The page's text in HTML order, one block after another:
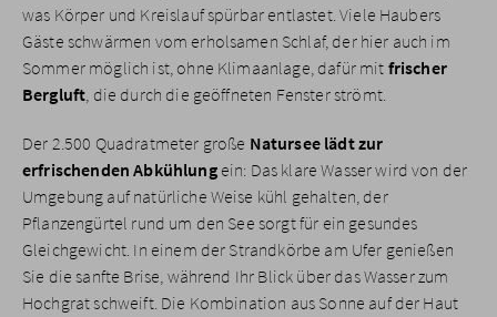
was Körper und Kreislauf spürbar entlastet. Viele Haubers
Gäste schwärmen vom erholsamen Schlaf, der hier auch im
Sommer möglich ist, ohne Klimaanlage, dafür mit frischer
Bergluft, die durch die geöffneten Fenster strömt.
Der 2.500 Quadratmeter große Natursee lädt zur
erfrischenden Abkühlungein: Das klare Wasser wird von der
Umgebung auf natürliche Weise kühl gehalten, der
Pflanzengürtel rund um den See sorgt für ein gesundes
Gleichgewicht. In einem der Strandkörbe am Ufer genießen
Sie die sanfte Brise, während Ihr Blick über das Wasser zum
Hochgrat schweift. Die Kombination aus Sonne auf der Haut